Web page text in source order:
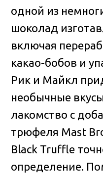
одной из
шоколад
включая
какао-бобов и
Рик и Майкл
необычные
лакомство с
трюфеля Mast
Black Truffle
определение.